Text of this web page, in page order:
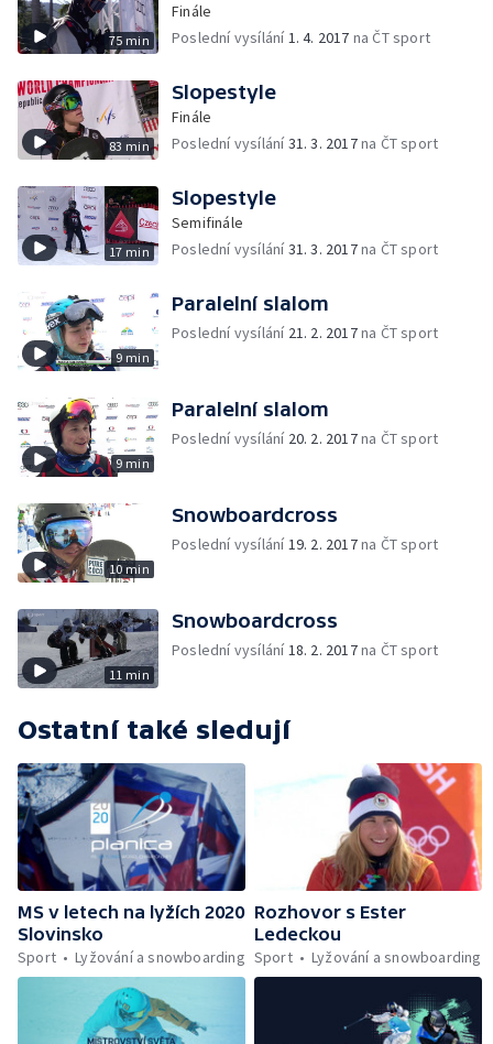
75 min
Finále
Poslední vysílání1. 4. 2017 na ČT sport
83 min
Slopestyle
Finále
Poslední vysílání31. 3. 2017na ČT sport
17 min
Slopestyle
Semifinále
Poslední vysílání31. 3. 2017na ČT sport
9 min
Paralelní slalom
Poslední vysílání 21. 2. 2017na ČT sport
9 min
Paralelní slalom
Poslední vysílání 20. 2. 2017na ČT sport
10 min
Snowboardcross
Poslední vysílání19. 2. 2017na ČT sport
11 min
Snowboardcross
Poslední vysílání18. 2. 2017na ČT sport
Ostatní také sledují
MS v letech na lyžích 2020
Slovinsko
Sport
Lyžování a snowboarding
Rozhovor s Ester
Ledeckou
Sport
Lyžování a snowboarding